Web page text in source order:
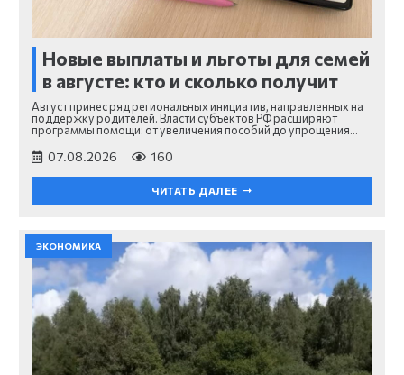
Новые выплаты и льготы для семей
в августе: кто и сколько получит
Август принес ряд региональных инициатив, направленных на
поддержку родителей. Власти субъектов РФ расширяют
программы помощи: от увеличения пособий до упрощения…
07.08.2026 160
ЧИТАТЬ ДАЛЕЕ
ЭКОНОМИКА